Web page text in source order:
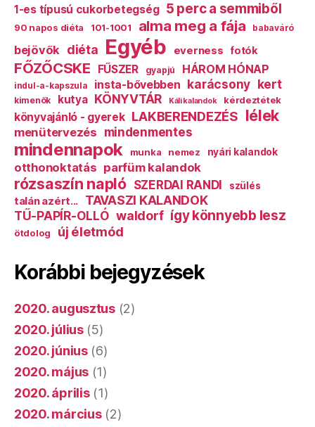
1-es típusú cukorbetegség 5 perc a semmiből
90 napos diéta 101-1001 alma meg a fája babaváró
bejövők diéta Egyéb everness fotók
FŐZŐCSKE FŰSZER gyapjú HÁROM HÓNAP
indul-a-kapszula insta-bővebben karácsony kert
kimenők kutya KÖNYVTÁR Káli kalandok kérdeztétek
könyvajánló - gyerek LAKBERENDEZÉS lélek
menütervezés mindenmentes
mindennapok munka nemez nyári kalandok
otthonoktatás parfüm kalandok
rózsaszín napló SZERDAI RANDI szülés
talán azért...
TAVASZI KALANDOK
TŰ-PAPÍR-OLLÓ waldorf így könnyebb lesz
ötdolog új életmód
Korábbi bejegyzések
2020. augusztus(2)
2020. július(5)
2020. június(6)
2020. május (1)
2020. április(1)
2020. március(2)